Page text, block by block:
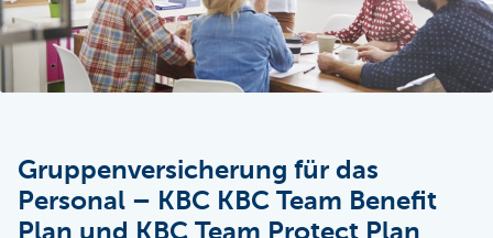
Unternehmer
Gruppenversicherung für das
Personal – KBC KBC Team Benefit
Plan und KBC Team Protect Plan